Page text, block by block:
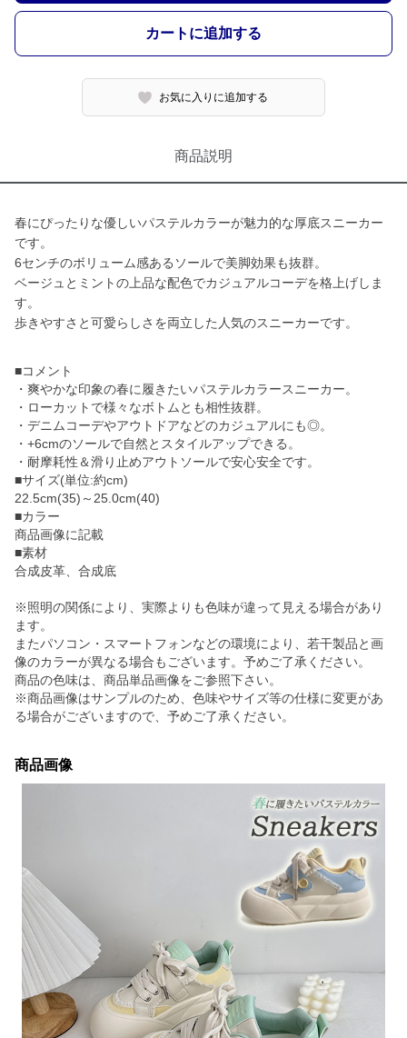
カートに追加する
お気に入りに追加する
商品説明
春にぴったりな優しいパステルカラーが魅力的な厚底スニーカー
です。
6センチのボリューム感あるソールで美脚効果も抜群。
ベージュとミントの上品な配色でカジュアルコーデを格上げしま
す。
歩きやすさと可愛らしさを両立した人気のスニーカーです。
■コメント
・爽やかな印象の春に履きたいパステルカラースニーカー。
・ローカットで様々なボトムとも相性抜群。
・デニムコーデやアウトドアなどのカジュアルにも◎。
・+6cmのソールで自然とスタイルアップできる。
・耐摩耗性＆滑り止めアウトソールで安心安全です。
■サイズ(単位:約cm)
22.5cm(35)～25.0cm(40)
■カラー
商品画像に記載
■素材
合成皮革、合成底
※照明の関係により、実際よりも色味が違って見える場合があり
ます。
またパソコン・スマートフォンなどの環境により、若干製品と画
像のカラーが異なる場合もございます。予めご了承ください。
商品の色味は、商品単品画像をご参照下さい。
※商品画像はサンプルのため、色味やサイズ等の仕様に変更があ
る場合がございますので、予めご了承ください。
商品画像